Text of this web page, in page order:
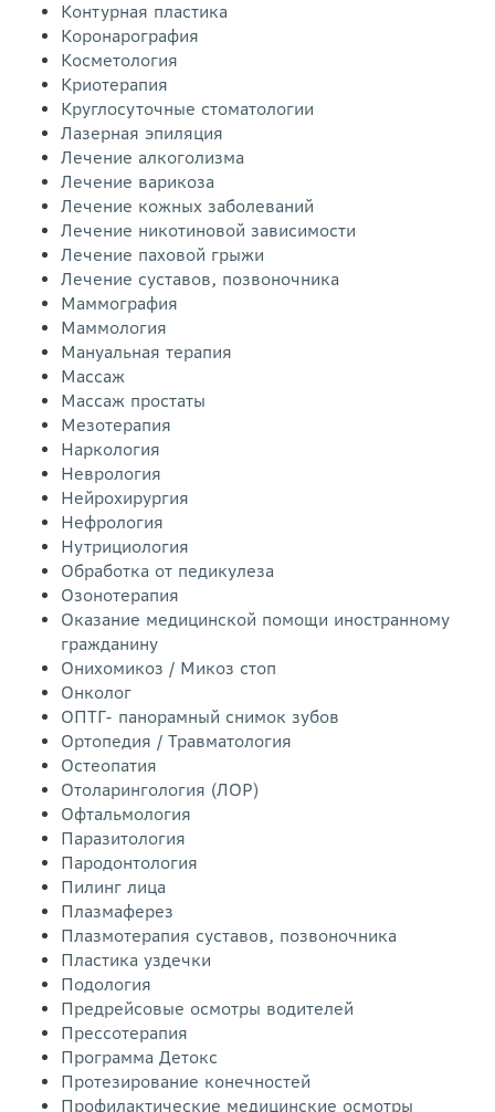
Контурная пластика
Коронарография
Косметология
Криотерапия
Круглосуточные стоматологии
Лазерная эпиляция
Лечение алкоголизма
Лечение варикоза
Лечение кожных заболеваний
Лечение никотиновой зависимости
Лечение паховой грыжи
Лечение суставов, позвоночника
Маммография
Маммология
Мануальная терапия
Массаж
Массаж простаты
Мезотерапия
Наркология
Неврология
Нейрохирургия
Нефрология
Нутрициология
Обработка от педикулеза
Озонотерапия
Оказание медицинской помощи иностранному
гражданину
Онихомикоз / Микоз стоп
Онколог
ОПТГ- панорамный снимок зубов
Ортопедия / Травматология
Остеопатия
Отоларингология (ЛОР)
Офтальмология
Паразитология
Пародонтология
Пилинг лица
Плазмаферез
Плазмотерапия суставов, позвоночника
Пластика уздечки
Подология
Предрейсовые осмотры водителей
Прессотерапия
Программа Детокс
Протезирование конечностей
Профилактические медицинские осмотры